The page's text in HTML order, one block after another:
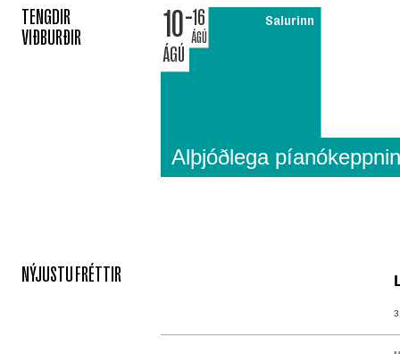
TENGDIR
VIÐBURÐIR
10
ÁGÚ
16
ÁGÚ
Salurinn
Alþjóðlega píanókeppnin
NÝJUSTU FRÉTTIR